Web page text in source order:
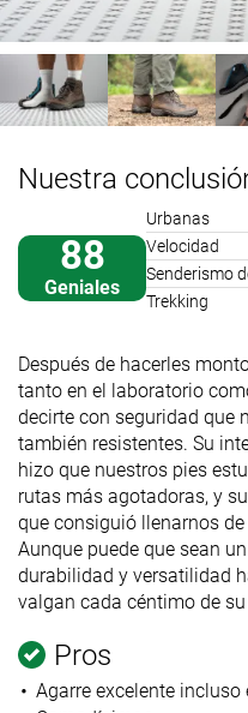
Nuestra
88
Geniales
Urbanas
Velocidad
Senderismo
Trekking
Después de hacerles
tanto en el laboratorio
decirte con seguridad que
también resistentes. Su
hizo que nuestros pies
rutas más agotadoras, y
que consiguió llenarnos
Aunque puede que sean
durabilidad y versatilidad
valgan cada céntimo de su
Pros
Agarre excelente